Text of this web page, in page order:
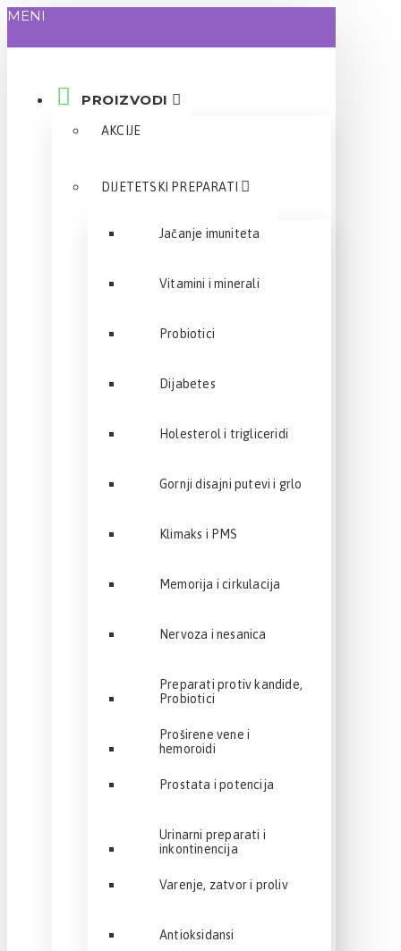
MENI
PROIZVODI
AKCIJE
DIJETETSKI PREPARATI
Jačanje imuniteta
Vitamini i minerali
Probiotici
Dijabetes
Holesterol i trigliceridi
Gornji disajni putevi i grlo
Klimaks i PMS
Memorija i cirkulacija
Nervoza i nesanica
Preparati protiv kandide,
Probiotici
Proširene vene i
hemoroidi
Prostata i potencija
Urinarni preparati i
inkontinencija
Varenje, zatvor i proliv
Antioksidansi